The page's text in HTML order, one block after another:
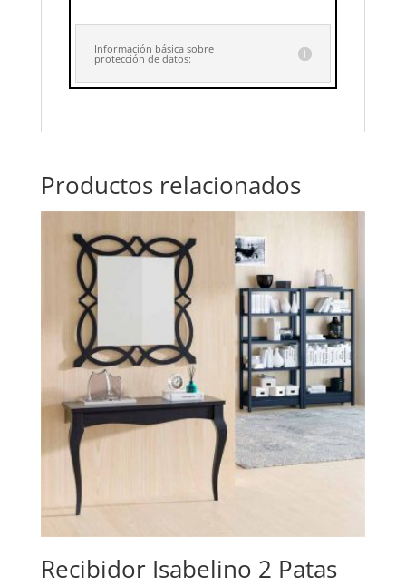
Información básica sobre
protección de datos:
Productos relacionados
Recibidor Isabelino 2 Patas